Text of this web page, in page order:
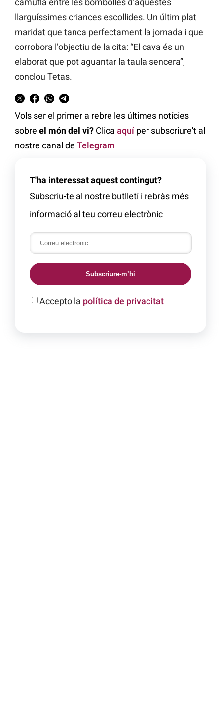
camufla entre les bombolles d’aquestes
llarguíssimes criances escollides. Un últim plat
maridat que tanca perfectament la jornada i que
corrobora l’objectiu de la cita: “El cava és un
elaborat que pot aguantar la taula sencera”,
conclou Tetas.
Vols ser el primer a rebre les últimes notícies
sobre el món del vi? Clica aquíper subscriure't al
nostre canal de Telegram
T'ha interessat aquest contingut?
Subscriu-te al nostre butlletí i rebràs més
informació al teu correu electrònic
Subscriure-m’hi
Accepto la política de privacitat